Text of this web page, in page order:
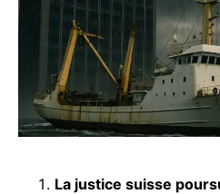
La justice suisse